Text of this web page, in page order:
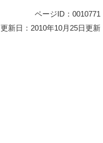
ページID：0010771
更新日：2010年10月25日更新